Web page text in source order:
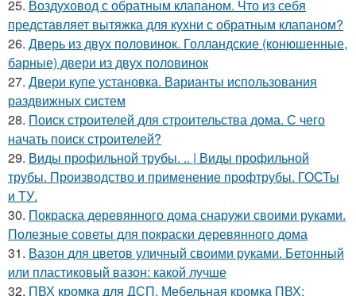
25. Воздуховод с обратным клапаном. Что из себя
представляет вытяжка для кухни с обратным клапаном?
26. Дверь из двух половинок. Голландские (конюшенные,
барные) двери из двух половинок
27. Двери купе установка. Варианты использования
раздвижных систем
28. Поиск строителей для строительства дома. С чего
начать поиск строителей?
29. Виды профильной трубы. .. | Виды профильной
трубы. Производство и применение профтрубы. ГОСТы
и ТУ.
30. Покраска деревянного дома снаружи своими руками.
Полезные советы для покраски деревянного дома
31. Вазон для цветов уличный своими руками. Бетонный
или пластиковый вазон: какой лучше
32. ПВХ кромка для ДСП. Мебельная кромка ПВХ: